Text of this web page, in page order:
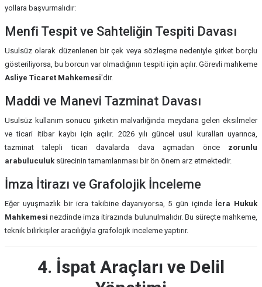
yollara başvurmalıdır:
Menfi Tespit ve Sahteliğin Tespiti Davası
Usulsüz olarak düzenlenen bir çek veya sözleşme nedeniyle şirket borçlu
gösteriliyorsa, bu borcun var olmadığının tespiti için açılır. Görevli mahkeme
Asliye Ticaret Mahkemesi'dir.
Maddi ve Manevi Tazminat Davası
Usulsüz kullanım sonucu şirketin malvarlığında meydana gelen eksilmeler
ve ticari itibar kaybı için açılır. 2026 yılı güncel usul kuralları uyarınca,
tazminat talepli ticari davalarda dava açmadan önce zorunlu
arabuluculuk sürecinin tamamlanması bir ön önem arz etmektedir.
İmza İtirazı ve Grafolojik İnceleme
Eğer uyuşmazlık bir icra takibine dayanıyorsa, 5 gün içinde İcra Hukuk
Mahkemesi nezdinde imza itirazında bulunulmalıdır. Bu süreçte mahkeme,
teknik bilirkişiler aracılığıyla grafolojik inceleme yaptırır.
4. İspat Araçları ve Delil